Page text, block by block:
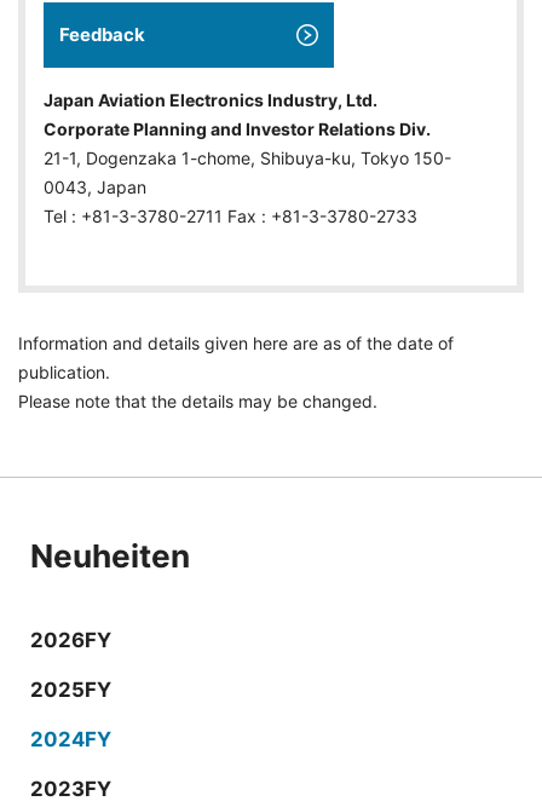
Feedback
Japan Aviation Electronics Industry, Ltd.
Corporate Planning and Investor Relations Div.
21-1, Dogenzaka 1-chome, Shibuya-ku, Tokyo 150-
0043, Japan
Tel : +81-3-3780-2711 Fax : +81-3-3780-2733
Information and details given here are as of the date of
publication.
Please note that the details may be changed.
Neuheiten
2026FY
2025FY
2024FY
2023FY